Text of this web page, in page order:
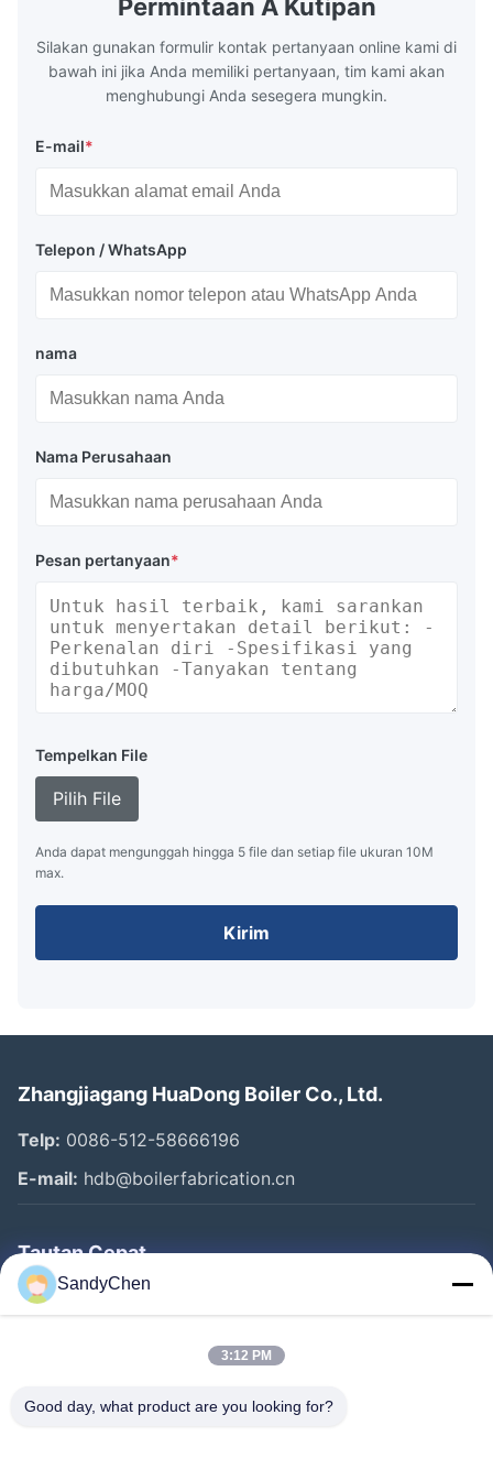
circulation loop.Because of both cooling
Permintaan A Kutipan
Silakan gunakan formulir kontak pertanyaan online kami di
bawah ini jika Anda memiliki pertanyaan, tim kami akan
menghubungi Anda sesegera mungkin.
E-mail*
Telepon / WhatsApp
nama
Nama Perusahaan
Pesan pertanyaan*
Tempelkan File
Pilih File
Anda dapat mengunggah hingga 5 file dan setiap file ukuran 10M
max.
Kirim
Zhangjiagang HuaDong Boiler Co., Ltd.
Telp: 0086-512-58666196
E-mail: hdb@boilerfabrication.cn
Tautan Cepat
Rumah
Tentang Kami
SandyChen
3:12 PM
Good day, what product are you looking for?